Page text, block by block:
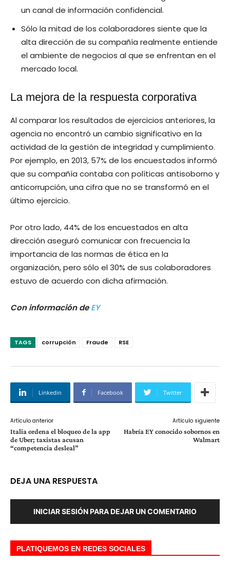
un canal de información confidencial.
Sólo la mitad de los colaboradores siente que la
alta dirección de su compañía realmente entiende
el ambiente de negocios al que se enfrentan en el
mercado local.
La mejora de la respuesta corporativa
Al comparar los resultados de ejercicios anteriores, la
agencia no encontró un cambio significativo en la
actividad de la gestión de integridad y cumplimiento.
Por ejemplo, en 2013, 57% de los encuestados informó
que su compañía contaba con políticas antisoborno y
anticorrupción, una cifra que no se transformó en el
último ejercicio.
Por otro lado, 44% de los encuestados en alta
dirección aseguró comunicar con frecuencia la
importancia de las normas de ética en la
organización, pero sólo el 30% de sus colaboradores
estuvo de acuerdo con dicha afirmación.
Con información deEY
TAGS corrupción Fraude RSE
Linkedin Facebook Twitter
Artículo anterior
Italia ordena el bloqueo de la app
de Uber; taxistas acusan
“competencia desleal”
Artículo siguiente
Habría EY conocido sobornos en
Walmart
DEJA UNA RESPUESTA
INICIAR SESIÓN PARA DEJAR UN COMENTARIO
PLATIQUEMOS EN REDES SOCIALES